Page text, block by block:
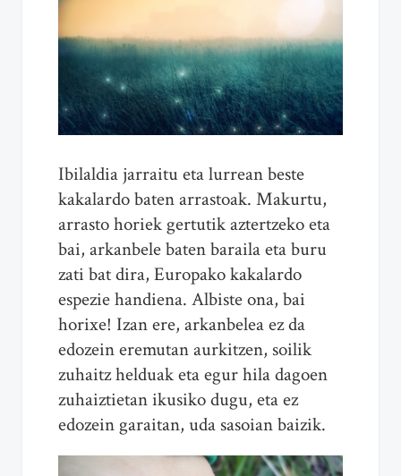
Ibilaldia jarraitu eta lurrean beste
kakalardo baten arrastoak. Makurtu,
arrasto horiek gertutik aztertzeko eta
bai, arkanbele baten baraila eta buru
zati bat dira, Europako kakalardo
espezie handiena. Albiste ona, bai
horixe! Izan ere, arkanbelea ez da
edozein eremutan aurkitzen, soilik
zuhaitz helduak eta egur hila dagoen
zuhaiztietan ikusiko dugu, eta ez
edozein garaitan, uda sasoian baizik.